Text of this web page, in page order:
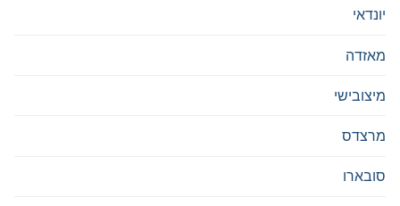
יונדאי
מאזדה
מיצובישי
מרצדס
סובארו